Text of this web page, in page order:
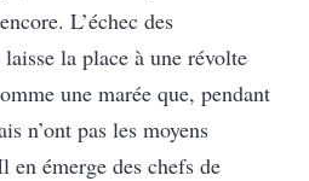
L’échec des
la place à une révolte
une marée que, pendant
n’ont pas les moyens
en émerge des chefs de